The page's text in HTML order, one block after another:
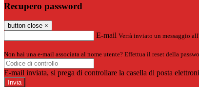
Recupero password
button close ×
E-mail Verrà inviato un messaggio
Non hai una e-mail associata al nome utente? Effettua il reset della
E-mail inviata, si prega di controllare la casella di posta